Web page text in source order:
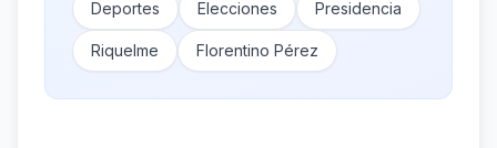
Deportes Elecciones Presidencia
Riquelme Florentino Pérez